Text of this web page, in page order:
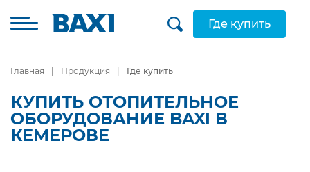
Где купить
Главная Продукция Где купить
КУПИТЬ ОТОПИТЕЛЬНОЕ
ОБОРУДОВАНИЕ BAXI В
КЕМЕРОВЕ